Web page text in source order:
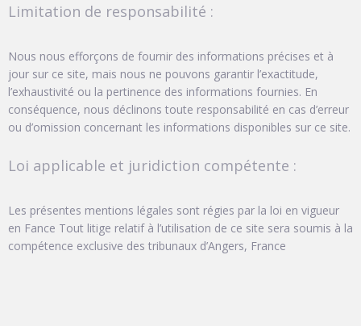
Limitation de responsabilité :
Nous nous efforçons de fournir des informations précises et à
jour sur ce site, mais nous ne pouvons garantir l’exactitude,
l’exhaustivité ou la pertinence des informations fournies. En
conséquence, nous déclinons toute responsabilité en cas d’erreur
ou d’omission concernant les informations disponibles sur ce site.
Loi applicable et juridiction compétente :
Les présentes mentions légales sont régies par la loi en vigueur
en Fance Tout litige relatif à l’utilisation de ce site sera soumis à la
compétence exclusive des tribunaux d’Angers, France